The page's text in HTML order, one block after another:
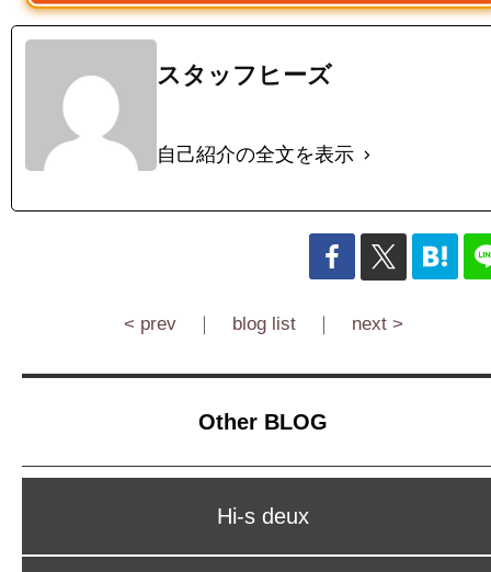
スタッフヒーズ
自己紹介の全文を表示
< prev｜ blog list｜ next >
Other BLOG
Hi-s deux